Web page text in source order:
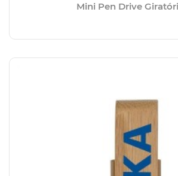
Mini Pen Drive